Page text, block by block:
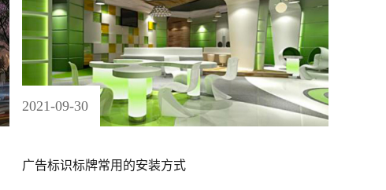
广告标识标牌常用的安装方式
2021-09-30